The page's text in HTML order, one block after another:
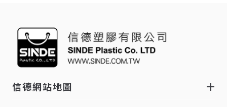
信德網站地圖